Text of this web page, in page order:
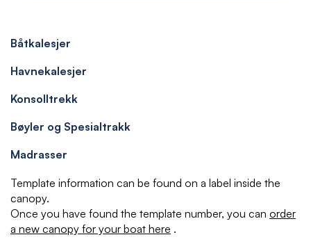
Båtkalesjer
Havnekalesjer
Konsolltrekk
Bøyler og Spesialtrakk
Madrasser
Template information can be found on a label inside the
canopy.
Once you have found the template number, you can order
a new canopy for your boat here .